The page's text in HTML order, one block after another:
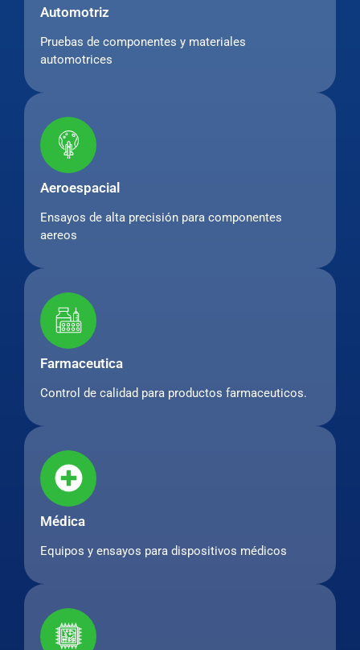
Automotriz
Pruebas de componentes y materiales
automotrices
Aeroespacial
Ensayos de alta precisión para componentes
aereos
Farmaceutica
Control de calidad para productos farmaceuticos.
Médica
Equipos y ensayos para dispositivos médicos